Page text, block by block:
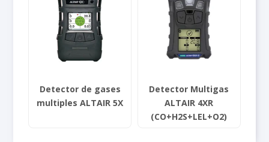
Medidores de estrés térmico
Termohigrómetros
Vibrómetros
Tren de muestreo
Detector de gases
multiples ALTAIR 5X
Detector Multigas
ALTAIR 4XR
(CO+H2S+LEL+O2)